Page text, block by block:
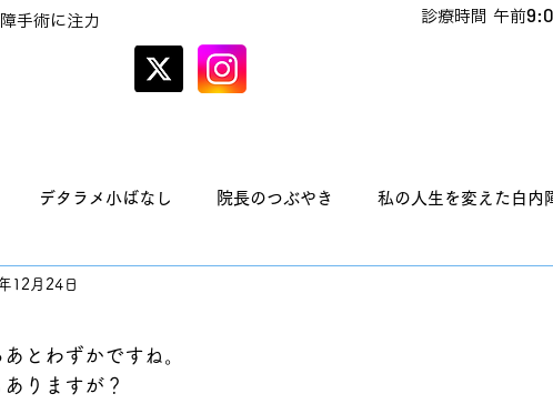
診療時間 午前
手術に注力
デタラメ小ばなし 院長のつぶやき 私の人生を変えた白内
12月24日
とわずかですね。
りますが？